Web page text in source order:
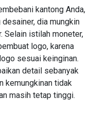
kantong Anda,
dia mungkin
Selain istilah moneter,
logo, karena
sesuai keinginan.
detail sebanyak
kemungkinan tidak
masih tetap tinggi.